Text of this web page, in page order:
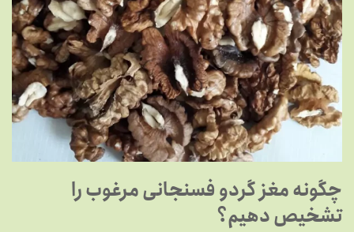
چگونه مغز گردو فسنجانی مرغوب را
تشخیص دهیم؟